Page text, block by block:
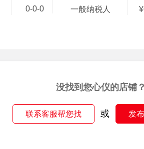
0-0-0 一般纳税人
没找到您心仪的店铺？
联系客服帮您找 或 发